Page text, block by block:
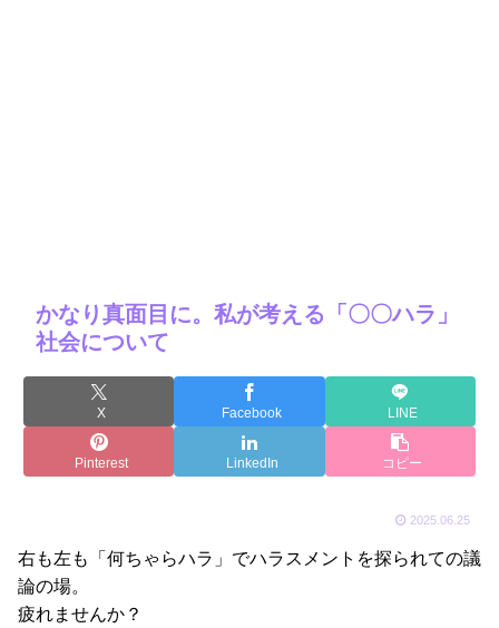
かなり真面目に。私が考える「〇〇ハラ」
社会について
X Facebook LINE
Pinterest LinkedIn コピー
2025.06.25
右も左も「何ちゃらハラ」でハラスメントを探られての議
論の場。
疲れませんか？